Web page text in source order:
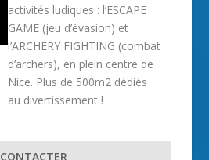
activités ludiques : l’ESCAPE
GAME (jeu d’évasion) et
l’ARCHERY FIGHTING (combat
d’archers), en plein centre de
Nice. Plus de 500m2 dédiés
au divertissement !
CONTACTER